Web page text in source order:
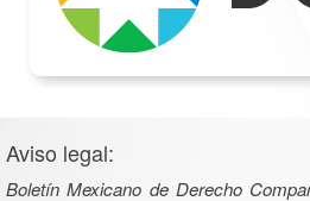
Aviso legal:
Boletín Mexicano de Derecho